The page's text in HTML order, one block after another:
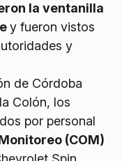
la ventanilla
y fueron vistos
y
de Córdoba
Colón, los
por personal
(COM)